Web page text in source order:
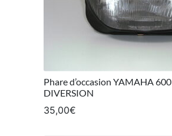
Phare d’occasion YAMAHA 600
DIVERSION
35,00€